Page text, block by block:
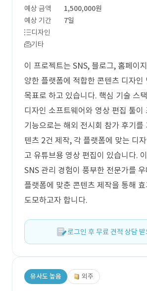
예상 금액
1,500,000원
예상 기간
7일
디자인
기타
이 프로젝트는 SNS, 블로그, 홈페이
양한 플랫폼에 적합한 콘텐츠 디자인
목표로 하고 있습니다. 핵심 기술 스
디자인 소프트웨어와 영상 편집 툴이
기능으로는 해외 전시회 참가 후기를
텐츠 2건 제작, 각 플랫폼에 맞는 디
고 유튜브용 영상 편집이 있습니다.
SNS 관리 경험이 풍부한 전문가를
플랫폼에 맞춘 콘텐츠 제작을 통해
도모하고자 합니다.
로그인 후 무료 견적 상담
유사도 높음 외주